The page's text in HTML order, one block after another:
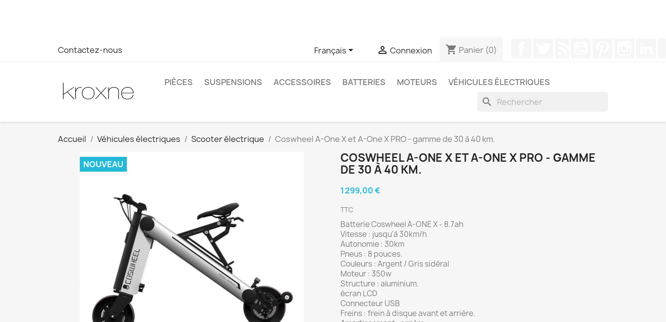
Contactez-nous Français  Connexion shopping_cart Panier (0)
PIÈCES SUSPENSIONS ACCESSOIRES BATTERIES MOTEURS VÉHICULES ÉLECTRIQUES
search
Accueil Véhicules électriques Scooter électrique Coswheel A-One X et A-One X PRO - gamme de 30 à 40 km.
NOUVEAU
COSWHEEL A-ONE X ET A-ONE X PRO - GAMME
DE 30 À 40 KM.
1 299,00 €
TTC
Batterie Coswheel A-ONE X - 8.7ah
Vitesse : jusqu'à 30km/h
Autonomie : 30km
Pneus : 8 pouces.
Couleurs : Argent / Gris sidéral
Moteur : 350w
Structure : aluminium.
écran LCD
Connecteur USB
Freins : frein à disque avant et arrière.